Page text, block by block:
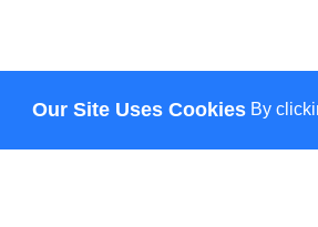
Our Site Uses Cookies By